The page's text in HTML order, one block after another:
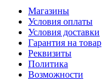
Магазины
Условия оплаты
Условия доставки
Гарантия на товар
Реквизиты
Политика
Возможности